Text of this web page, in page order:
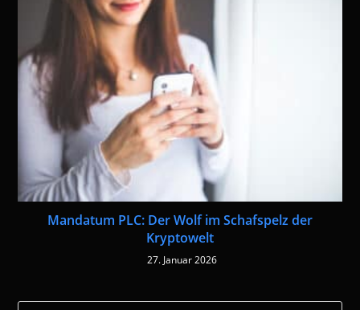
Mandatum PLC: Der Wolf im Schafspelz der
Kryptowelt
27. Januar 2026